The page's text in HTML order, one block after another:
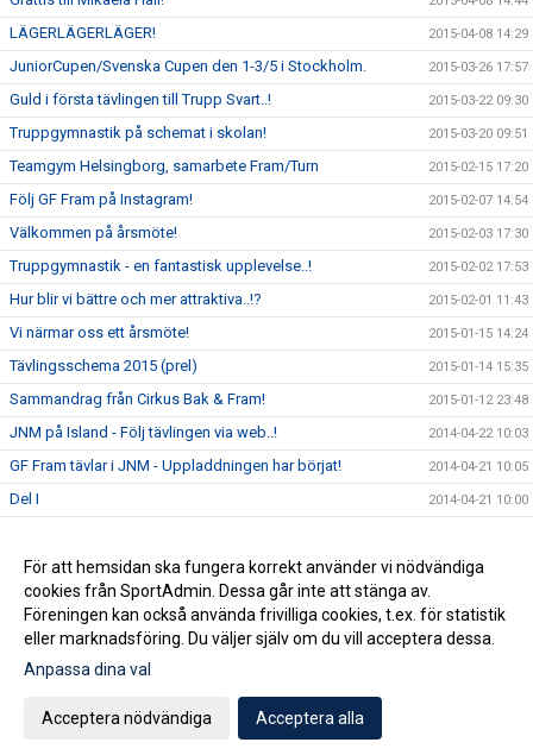
LÄGERLÄGERLÄGER! 2015-04-08 14:29
JuniorCupen/Svenska Cupen den 1-3/5 i Stockholm. 2015-03-26 17:57
Guld i första tävlingen till Trupp Svart..! 2015-03-22 09:30
Truppgymnastik på schemat i skolan! 2015-03-20 09:51
Teamgym Helsingborg, samarbete Fram/Turn 2015-02-15 17:20
Följ GF Fram på Instagram! 2015-02-07 14:54
Välkommen på årsmöte! 2015-02-03 17:30
Truppgymnastik - en fantastisk upplevelse..! 2015-02-02 17:53
Hur blir vi bättre och mer attraktiva..!? 2015-02-01 11:43
Vi närmar oss ett årsmöte! 2015-01-15 14:24
Tävlingsschema 2015 (prel) 2015-01-14 15:35
Sammandrag från Cirkus Bak & Fram! 2015-01-12 23:48
JNM på Island - Följ tävlingen via web..! 2014-04-22 10:03
GF Fram tävlar i JNM - Uppladdningen har börjat! 2014-04-21 10:05
Del I 2014-04-21 10:00
Del III 2014-04-21 09:59
Del IV 2014-04-21 09:12
Gå till Webbversion
För att hemsidan ska fungera korrekt använder vi nödvändiga
cookies från SportAdmin. Dessa går inte att stänga av.
Föreningen kan också använda frivilliga cookies, t.ex. för statistik
eller marknadsföring. Du väljer själv om du vill acceptera dessa.
Anpassa dina val
Acceptera nödvändiga Acceptera alla